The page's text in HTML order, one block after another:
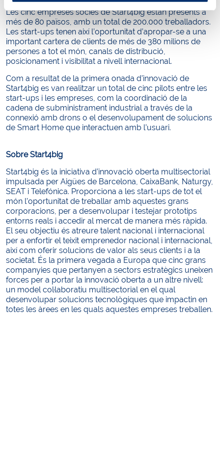
Les cinc empreses sòcies de Start4big estan presents a
més de 80 països, amb un total de 200.000 treballadors.
Les start-ups tenen així l’oportunitat d’apropar-se a una
important cartera de clients de més de 380 milions de
persones a tot el món, canals de distribució,
posicionament i visibilitat a nivell internacional.
Com a resultat de la primera onada d’innovació de
Start4big es van realitzar un total de cinc pilots entre les
start-ups i les empreses, com la coordinació de la
cadena de subministrament industrial a través de la
connexió amb drons o el desenvolupament de solucions
de Smart Home que interactuen amb l’usuari.
Sobre Start4big
Start4big és la iniciativa d’innovació oberta multisectorial
impulsada per Aigües de Barcelona, CaixaBank, Naturgy,
SEAT i Telefónica. Proporciona a les start-ups de tot el
món l’oportunitat de treballar amb aquestes grans
corporacions, per a desenvolupar i testejar prototips
entorns reals i accedir al mercat de manera més ràpida.
El seu objectiu és atreure talent nacional i internacional
per a enfortir el teixit emprenedor nacional i internacional,
així com oferir solucions de valor als seus clients i a la
societat. És la primera vegada a Europa que cinc grans
companyies que pertanyen a sectors estratègics uneixen
forces per a portar la innovació oberta a un altre nivell:
un model col·laboratiu multisectorial en el qual
desenvolupar solucions tecnològiques que impactin en
totes les àrees en les quals aquestes empreses treballen.